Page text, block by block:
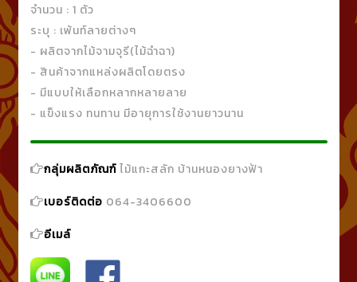
จำนวน : 1 ตัว
ระบุ : เพ้นท์ลายต่างๆ
- ผลิตจากไม้จามจุรี(ไม้ฉำฉา)
- สินค้าจากแหล่งผลิตโดยตรง
- มีแบบให้เลือกหลากหลายลาย
- แข็งแรง ทนทาน มีอายุการใช้งานยาวนาน
กลุ่มผลิตภัณฑ์ไม้แกะสลัก บ้านหนองยางฟ้า
เบอร์ติดต่อ 064-3406600
อีเมล์